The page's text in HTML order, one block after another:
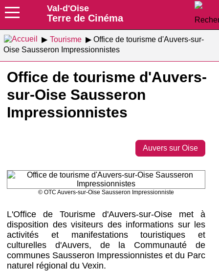
Val-d'Oise
Terre de Cinéma
Tourisme
Office de tourisme d'Auvers-sur-
Oise Sausseron Impressionnistes
Office de tourisme d'Auvers-
sur-Oise Sausseron
Impressionnistes
Auvers sur Oise
© OTC Auvers-sur-Oise Sausseron Impressionniste
L'Office de Tourisme d'Auvers-sur-Oise met à
disposition des visiteurs des informations sur les
activités et manifestations touristiques et
culturelles d'Auvers, de la Communauté de
communes Sausseron Impressionnistes et du Parc
naturel régional du Vexin.